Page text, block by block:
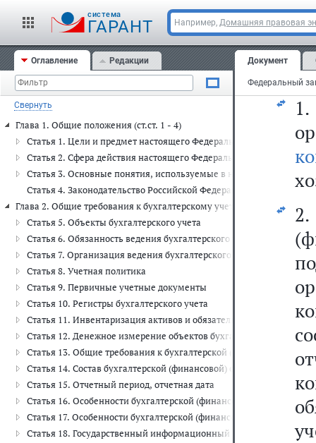
cистема
ГАРАНТ Например, Домашняя правовая
Оглавление Редакции
Свернуть
Глава 1. Общие положения (ст.ст. 1 - 4)
Статья 1. Цели и предмет настоящего Федерального закона
Статья 2. Сфера действия настоящего Федерального закона
Статья 3. Основные понятия, используемые в настоящем
Статья 4. Законодательство Российской Федерации о
Глава 2. Общие требования к бухгалтерскому учету (ст.ст. 5 - 19)
Статья 5. Объекты бухгалтерского учета
Статья 6. Обязанность ведения бухгалтерского учета
Статья 7. Организация ведения бухгалтерского учета
Статья 8. Учетная политика
Статья 9. Первичные учетные документы
Статья 10. Регистры бухгалтерского учета
Статья 11. Инвентаризация активов и обязательств
Статья 12. Денежное измерение объектов бухгалтерского учета
Статья 13. Общие требования к бухгалтерской (финансовой)
Статья 14. Состав бухгалтерской (финансовой) отчетности
Статья 15. Отчетный период, отчетная дата
Статья 16. Особенности бухгалтерской (финансовой) отчетности
Статья 17. Особенности бухгалтерской (финансовой) отчетности
Статья 18. Государственный информационный ресурс
Документ
2.